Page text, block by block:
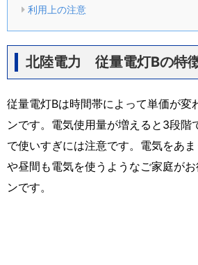
利用上の注意
北陸電力 従量電灯Bの特
従量電灯Bは時間帯によって単価が変
ンです。電気使用量が増えると3段階
で使いすぎには注意です。電気をあ
や昼間も電気を使うようなご家庭が
ンです。